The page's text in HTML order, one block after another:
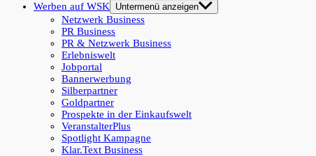
Werben auf WSK
Untermenü anzeigen
Netzwerk Business
PR Business
PR & Netzwerk Business
Erlebniswelt
Jobportal
Bannerwerbung
Silberpartner
Goldpartner
Prospekte in der Einkaufswelt
VeranstalterPlus
Spotlight Kampagne
Klar.Text Business